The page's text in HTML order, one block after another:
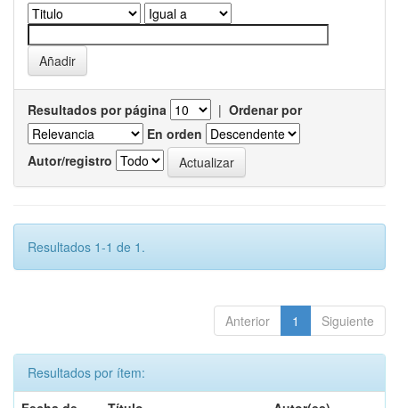
Resultados por página | Ordenar por
En orden
Autor/registro
Resultados 1-1 de 1.
Anterior 1 Siguiente
Resultados por ítem: